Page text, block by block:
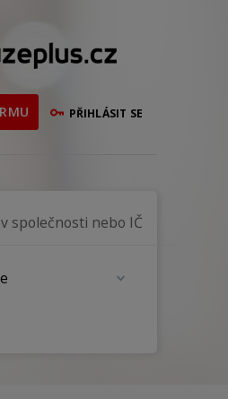
PŘIHLÁSIT SE